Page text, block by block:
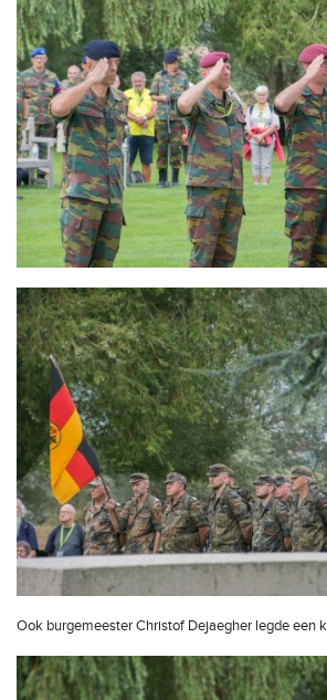
Ook burgemeester Christof Dejaegher legde een